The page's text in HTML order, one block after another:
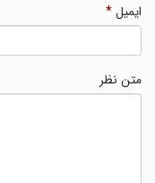
ایمیل*
متن نظر